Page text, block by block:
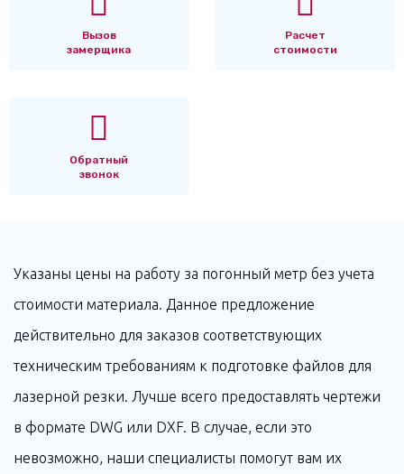
Вызов
замерщика
Расчет
стоимости
Обратный
звонок
Указаны цены на работу за погонный метр без учета
стоимости материала. Данное предложение
действительно для заказов соответствующих
техническим требованиям к подготовке файлов для
лазерной резки. Лучше всего предоставлять чертежи
в формате DWG или DXF. В случае, если это
невозможно, наши специалисты помогут вам их